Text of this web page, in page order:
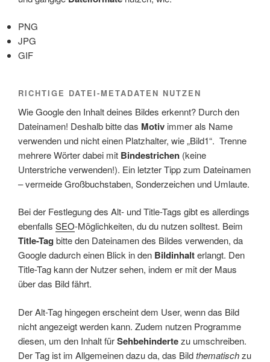
PNG
JPG
GIF
RICHTIGE DATEI-METADATEN NUTZEN
Wie Google den Inhalt deines Bildes erkennt? Durch den
Dateinamen! Deshalb bitte das Motiv immer als Name
verwenden und nicht einen Platzhalter, wie „Bild1“. Trenne
mehrere Wörter dabei mit Bindestrichen (keine
Unterstriche verwenden!). Ein letzter Tipp zum Dateinamen
– vermeide Großbuchstaben, Sonderzeichen und Umlaute.
Bei der Festlegung des Alt- und Title-Tags gibt es allerdings
ebenfalls SEO-Möglichkeiten, du du nutzen solltest. Beim
Title-Tag bitte den Dateinamen des Bildes verwenden, da
Google dadurch einen Blick in den Bildinhalterlangt. Den
Title-Tag kann der Nutzer sehen, indem er mit der Maus
über das Bild fährt.
Der Alt-Tag hingegen erscheint dem User, wenn das Bild
nicht angezeigt werden kann. Zudem nutzen Programme
diesen, um den Inhalt fürSehbehindertezu umschreiben.
Der Tag ist im Allgemeinen dazu da, das Bildthematischzu